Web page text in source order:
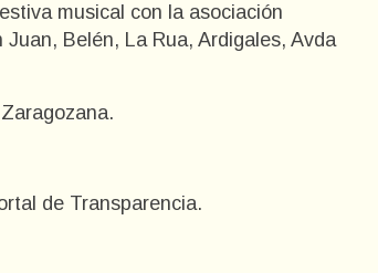
musical con la asociación
Belén, La Rua, Ardigales, Avda
de Transparencia.